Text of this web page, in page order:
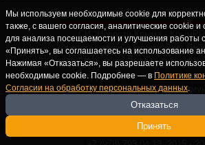
СИ "Новости Крыма -
Свидетельство о регистрации
77-62916 выдано Федеральной
надзору в сфере связи,
технологий и массовых
(Роскомнадзор) 10.09.2015.
главный редактор: Крутских
crimearfinfo@yandex.ru. Телефон
Мы используем необходимые cookie для
также, с вашего согласия, аналитические cookie
для анализа посещаемости и улучшения работы
«Принять», вы соглашаетесь на использование
Нажимая «Отказаться», вы разрешаете
необходимые cookie. Подробнее — в Политике
Согласии на обработку персональных данных.
Отказаться
Принять